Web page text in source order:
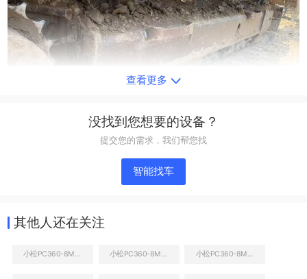
查看更多
没找到您想要的设备？
提交您的需求，我们帮您找
智能找车
其他人还在关注